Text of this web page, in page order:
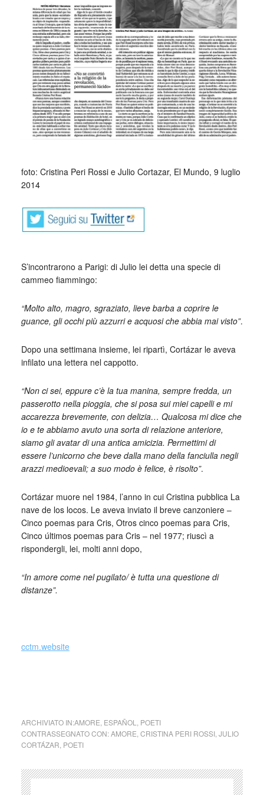
foto: Cristina Peri Rossi e Julio Cortazar, El Mundo, 9 luglio
2014
S’incontrarono a Parigi: di Julio lei detta una specie di
cammeo fiammingo:
“Molto alto, magro, sgraziato, lieve barba a coprire le
guance, gli occhi più azzurri e acquosi che abbia mai visto”.
Dopo una settimana insieme, lei ripartì, Cortázar le aveva
infilato una lettera nel cappotto.
“Non ci sei, eppure c’è la tua manina, sempre fredda, un
passerotto nella pioggia, che si posa sui miei capelli e mi
accarezza brevemente, con delizia… Qualcosa mi dice che
io e te abbiamo avuto una sorta di relazione anteriore,
siamo gli avatar di una antica amicizia. Permettimi di
essere l’unicorno che beve dalla mano della fanciulla negli
arazzi medioevali; a suo modo è felice, è risolto”.
Cortázar muore nel 1984, l’anno in cui Cristina pubblica La
nave de los locos. Le aveva inviato il breve canzoniere –
Cinco poemas para Cris, Otros cinco poemas para Cris,
Cinco últimos poemas para Cris – nel 1977; riuscì a
rispondergli, lei, molti anni dopo,
“In amore come nel pugilato/ è tutta una questione di
distanze”.
cctm.website
ARCHIVIATO IN:AMORE ESPAÑOL
POETI
CONTRASSEGNATO CON:AMORE CRISTINA PERI ROSSI, JULIO
CORTÁZAR POETI